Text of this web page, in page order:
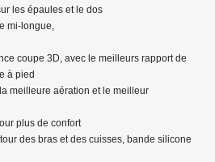
les épaules et le dos
mi-longue,
coupe 3D, avec le meilleurs rapport de
à pied
meilleure aération et le meilleur
plus de confort
des bras et des cuisses, bande silicone